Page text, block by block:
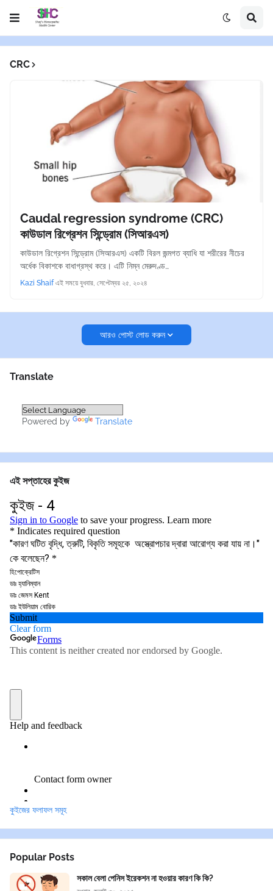
CRC
Caudal regression syndrome (CRC)
কাউডাল রিগ্রেশন সিন্ড্রোম (সিআরএস)
কাউডাল রিগ্রেশন সিন্ড্রোম (সিআরএস) একটি বিরল জন্মগত ব্যাধি যা শরীরের নীচের
অর্ধেক বিকাশকে বাধাগ্রস্থ করে। এটি নিম্ন মেরুদণ্ড…
Kazi Shaif এই সময়ে বুধবার, সেপ্টেম্বর ২৫, ২০২৪
আরও পোস্ট লোড করুন
Translate
Powered by Translate
এই সপ্তাহের কুইজ
কুইজের ফলাফল সমূহ
Popular Posts
সকাল বেলা পেনিস ইরেকশন না হওয়ার কারণ কি কি?